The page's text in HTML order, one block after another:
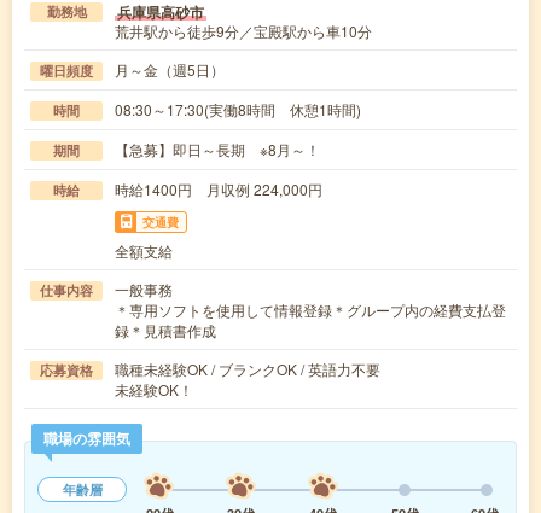
勤務地 兵庫県高砂市
荒井駅から徒歩9分／宝殿駅から車10分
曜日頻度 月～金（週5日）
時間 08:30～17:30(実働8時間 休憩1時間)
期間 【急募】即日～長期 ※8月～！
時給 時給1400円 月収例 224,000円
交通費
全額支給
仕事内容
一般事務
＊専用ソフトを使用して情報登録＊グループ内の経費支払登
録＊見積書作成
応募資格
職種未経験OK / ブランクOK / 英語力不要
未経験OK！
職場の雰囲気
年齢層